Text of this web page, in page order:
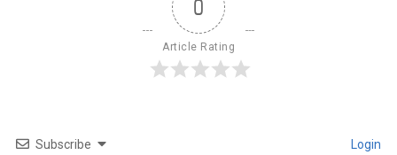
0
Article Rating
Subscribe Login